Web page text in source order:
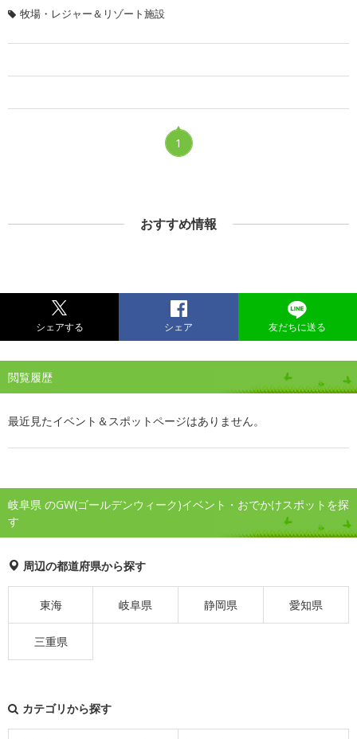
牧場・レジャー＆リゾート施設
1
おすすめ情報
シェアする シェア 友だちに送る
閲覧履歴
最近見たイベント＆スポットページはありません。
岐阜県 のGW(ゴールデンウィーク)イベント・おでかけスポットを探
す
周辺の都道府県から探す
東海 岐阜県 静岡県 愛知県
三重県
カテゴリから探す